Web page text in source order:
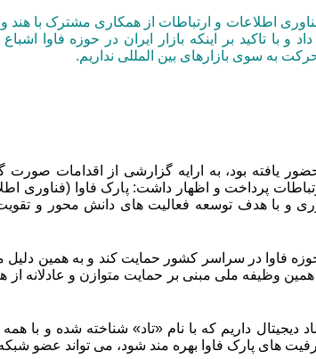
اطلاعات و ارتباطات از همکاری مشترک با
داد و با تاکید بر اینکه بازار ایران در حوزه فاوا
به سوی بازارهای بین المللی نداریم.
یافته بود، به ارایه گزارشی از اقدامات صورت
پرداخت و اظهار داشت: پارک فاوا (فناوری
و فناوری و با هدف توسعه فعالیت های دانش محور و
فاوا در سراسر کشور حمایت کند و به همین
وظیفه ملی مبنی بر حمایت متوازن و عادلانه از
دیجیتال داریم که با نام «تاد» شناخته شده و با همه
های پارک فاوا بهره مند شود، می تواند عضو